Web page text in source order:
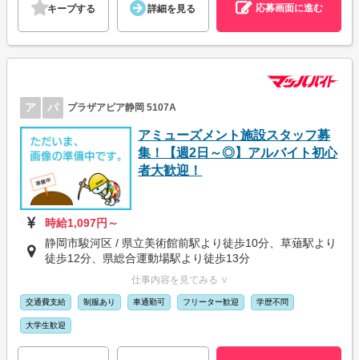
キープする 詳細を見る 応募画面に進む
ア パ プラザアピア静岡 5107A
アミューズメント施設スタッフ募
集！【週2日～◎】アルバイト初心
者大歓迎！
時給1,097円～
静岡市駿河区 / 県立美術館前駅より徒歩10分、草薙駅より
徒歩12分、県総合運動場駅より徒歩13分
仕事内容を見てみる ∨
交通費支給 制服あり 車通勤可 フリーター歓迎 学歴不問
大学生歓迎